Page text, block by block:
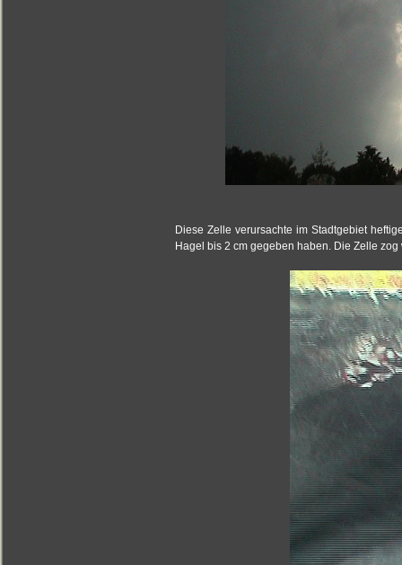
Diese Zelle verursachte im Stadtgebiet
Hagel bis 2 cm gegeben haben. Die Zelle